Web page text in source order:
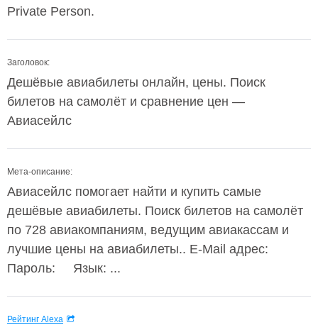
Private Person.
Заголовок:
Дешёвые авиабилеты онлайн, цены. Поиск
билетов на самолёт и сравнение цен —
Авиасейлс
Мета-описание:
Авиасейлс помогает найти и купить самые
дешёвые авиабилеты. Поиск билетов на самолёт
по 728 авиакомпаниям, ведущим авиакассам и
лучшие цены на авиабилеты.. E-Mail адрес:
Пароль: Язык: ...
Рейтинг Alexa